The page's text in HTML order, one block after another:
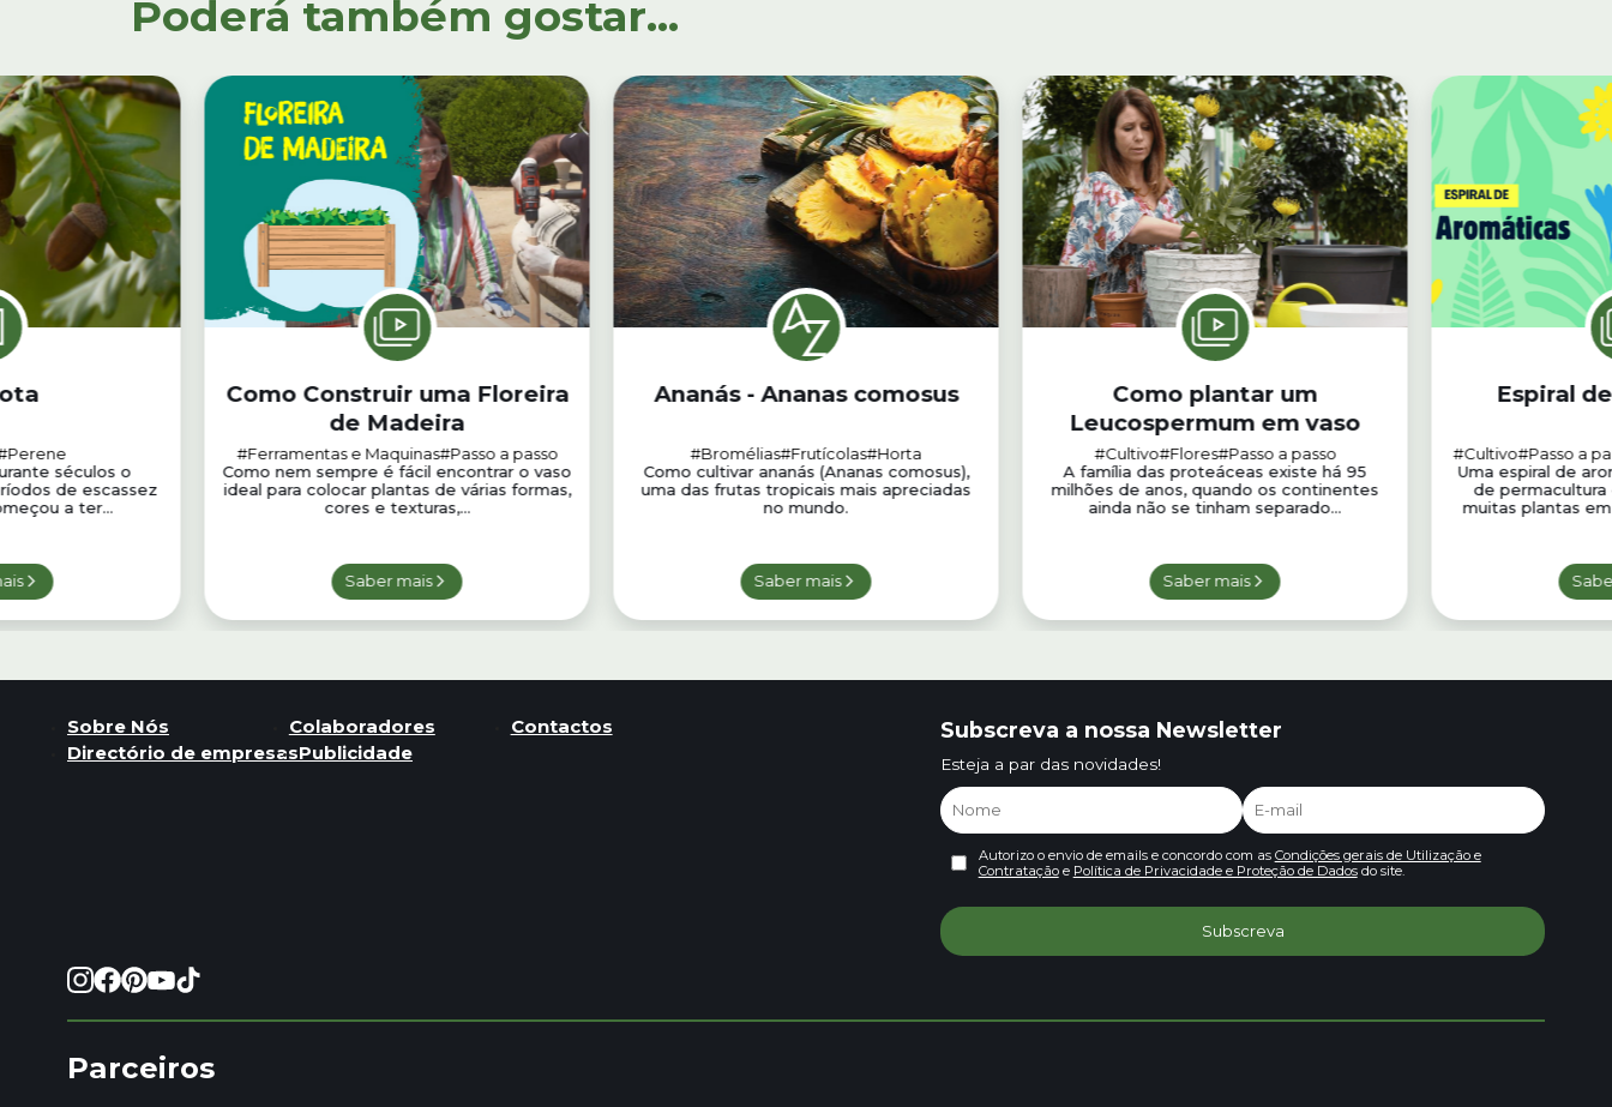
Poderá também gostar...
séculos o
de escassez
a ter...
Como Construir uma Floreira
de Madeira
#Ferramentas e Maquinas#Passo a passo
Como nem sempre é fácil encontrar o vaso
ideal para colocar plantas de várias formas,
cores e texturas,...
Saber mais
Ananás - Ananas comosus
#Bromélias#Frutícolas#Horta
Como cultivar ananás (Ananas comosus),
uma das frutas tropicais mais apreciadas
no mundo.
Saber mais
Como plantar um
Leucospermum em vaso
#Cultivo#Flores#Passo a passo
A família das proteáceas existe há 95
milhões de anos, quando os continentes
ainda não se tinham separado...
Saber mais
Espiral
#Cultivo#Passo a
Uma espiral de
de
muitas plantas
Sobre Nós Colaboradores
Contactos
Directório de empresasPublicidade
Subscreva a nossa Newsletter
Esteja a par das novidades!
Autorizo o envio de emails e concordo com as Condições gerais de Utilização e
Contrataçãoe Política de Privacidade e Proteção de Dadosdo site.
Parceiros